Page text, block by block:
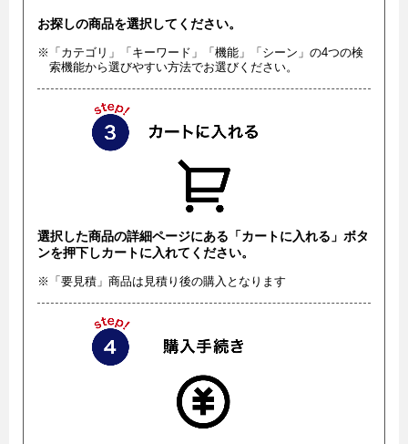
お探しの商品を選択してください。
※「カテゴリ」「キーワード」「機能」「シーン」の4つの検
索機能から選びやすい方法でお選びください。
選択した商品の詳細ページにある「カートに入れる」ボタ
ンを押下しカートに入れてください。
※「要見積」商品は見積り後の購入となります